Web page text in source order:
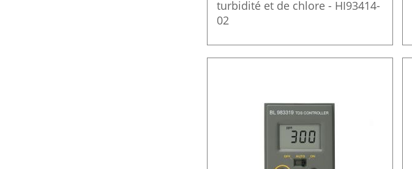
turbidité et de chlore - HI93414-
02